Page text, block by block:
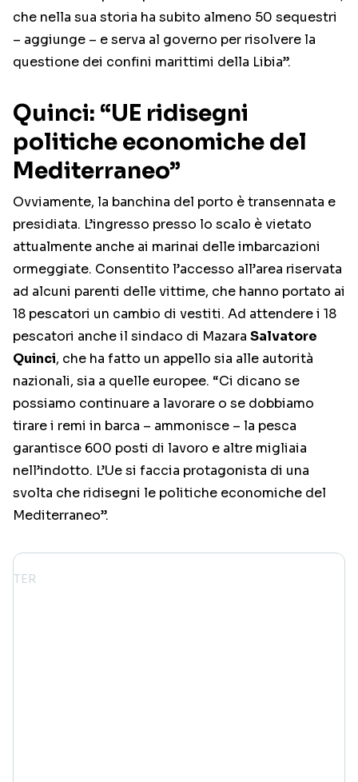
che nella sua storia ha subito almeno 50 sequestri
– aggiunge – e serva al governo per risolvere la
questione dei confini marittimi della Libia”.
Quinci: “UE ridisegni
politiche economiche del
Mediterraneo”
Ovviamente, la banchina del porto è transennata e
presidiata. L’ingresso presso lo scalo è vietato
attualmente anche ai marinai delle imbarcazioni
ormeggiate. Consentito l’accesso all’area riservata
ad alcuni parenti delle vittime, che hanno portato ai
18 pescatori un cambio di vestiti. Ad attendere i 18
pescatori anche il sindaco di Mazara Salvatore
Quinci, che ha fatto un appello sia alle autorità
nazionali, sia a quelle europee. “Ci dicano se
possiamo continuare a lavorare o se dobbiamo
tirare i remi in barca – ammonisce – la pesca
garantisce 600 posti di lavoro e altre migliaia
nell’indotto. L’Ue si faccia protagonista di una
svolta che ridisegni le politiche economiche del
Mediterraneo”.